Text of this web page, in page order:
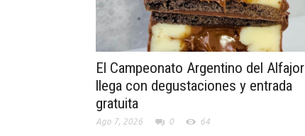
El Campeonato Argentino del Alfajor
llega con degustaciones y entrada
gratuita
Ago 7, 2026 0 64